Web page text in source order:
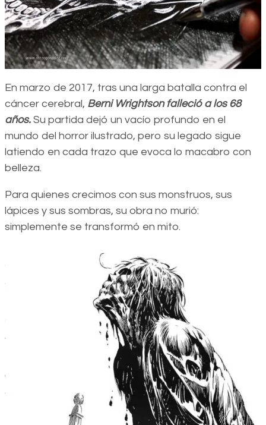
En marzo de 2017, tras una larga batalla contra el
cáncer cerebral, Berni Wrightson falleció a los 68
años. Su partida dejó un vacío profundo en el
mundo del horror ilustrado, pero su legado sigue
latiendo en cada trazo que evoca lo macabro con
belleza.
Para quienes crecimos con sus monstruos, sus
lápices y sus sombras, su obra no murió:
simplemente se transformó en mito.